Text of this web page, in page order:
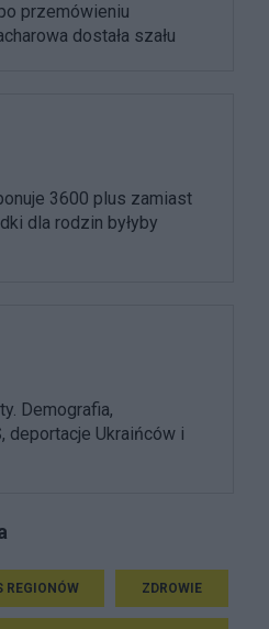
przemówieniu
dostała szału
3600 plus zamiast
dla rodzin byłyby
Demografia,
deportacje Ukraińców i
REGIONÓW ZDROWIE